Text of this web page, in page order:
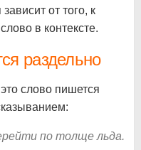
от того, к
в контексте.
раздельно
слово пишется
по толще льда.